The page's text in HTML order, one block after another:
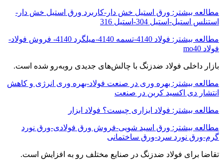
مطالعه بیشتر: ورق استیل خش دار-کاربرد ورق استیل خش دار-
استنلس استیل-استیل 304-استیل 316
مطالعه بیشتر: فولاد 4140-تسمه 4140-میلگرد 4140- فروش فولاد-
فولاد mo40
بازار داخلی فولاد ضدزنگ با چالش‌های جدیدی روبه‌رو شده است.
مطالعه بیشتر: بهره وری در صنعت فولاد-بهره وری انرژی و کاهش
انتشار دی اکسید کربن در صنعت
مطالعه بیشتر: فولاد ابزاری چیست؟ فولاد ابزار
مطالعه بیشتر: ورق اسید شویی-فروش ورق فولادی-ورق نورد
گرم-ورق نورد سرد-ورق ساختمانی
تقاضا برای فولاد ضدزنگ در صنایع مختلف رو به افزایش است.